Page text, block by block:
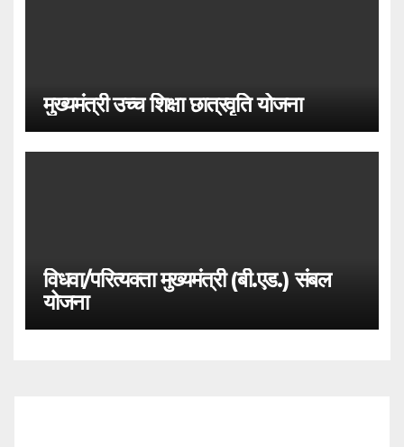
मुख्यमंत्री उच्च शिक्षा छात्रवृति योजना
विधवा/परित्यक्ता मुख्यमंत्री (बी.एड.) संबल
योजना